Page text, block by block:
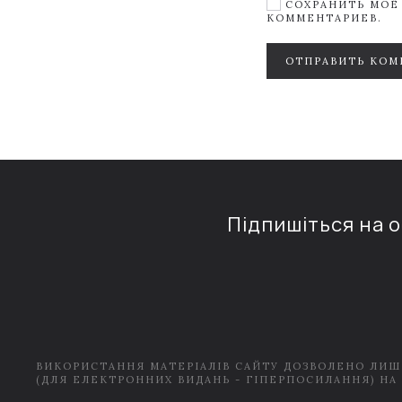
СОХРАНИТЬ МОЁ
КОММЕНТАРИЕВ.
ОТПРАВИТЬ
Підпишіться на
ВИКОРИСТАННЯ МАТЕРІАЛІВ САЙТУ ДОЗВОЛЕНО
(ДЛЯ ЕЛЕКТРОННИХ ВИДАНЬ - ГІПЕРПОСИЛАННЯ) НА